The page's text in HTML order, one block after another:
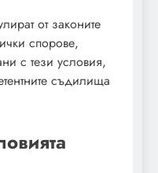
от законите
спорове,
с тези условия,
съдилища